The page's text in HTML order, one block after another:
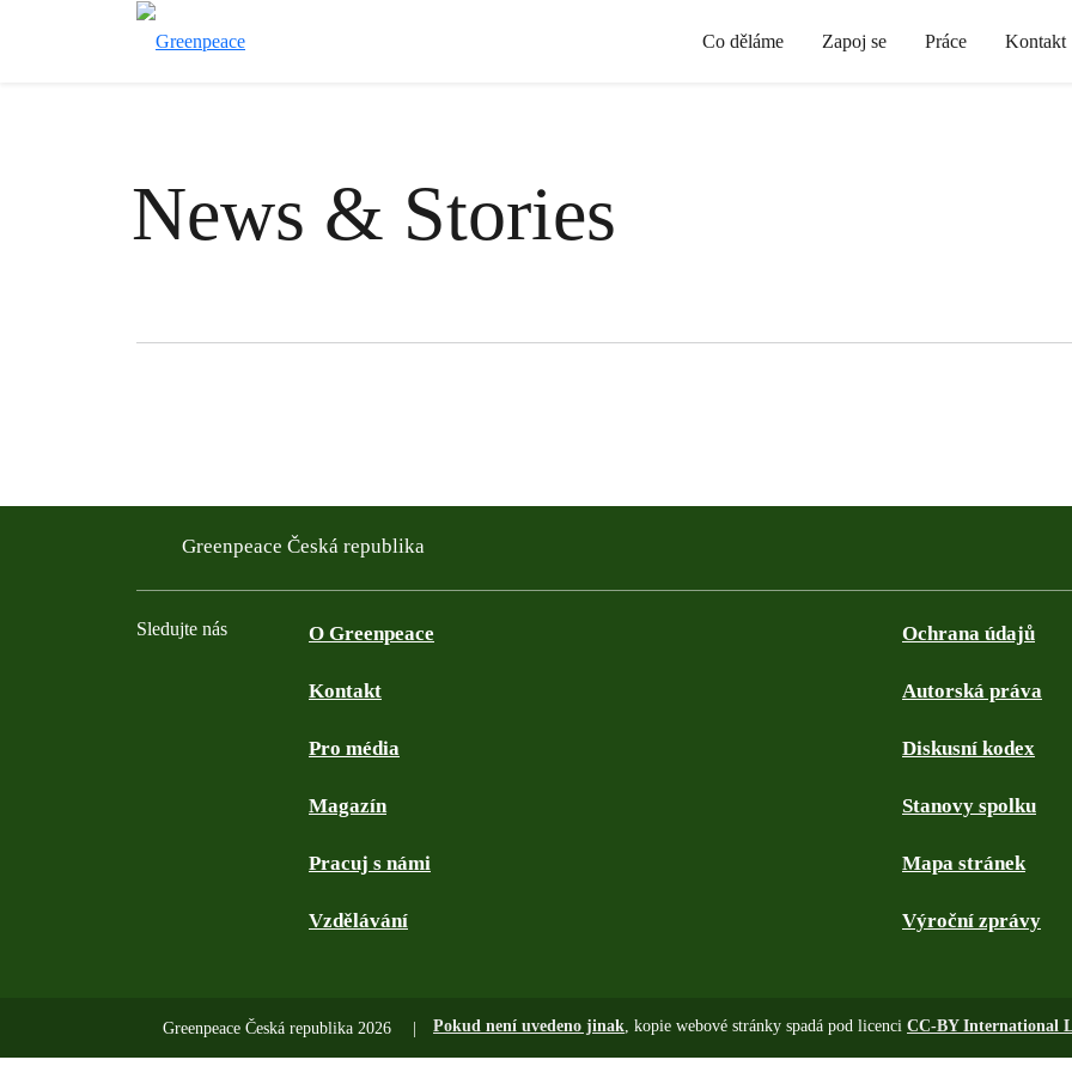
Co děláme Zapoj se Práce Kontakt
News & Stories
Filtered results
Greenpeace Česká republika
Sledujte nás O Greenpeace
Kontakt
Pro média
Magazín
Pracuj s námi
Vzdělávání
Ochrana údajů
Autorská práva
Diskusní kodex
Stanovy spolku
Mapa stránek
Výroční zprávy
Greenpeace Česká republika 2026 Pokud není uvedeno jinak, kopie webové stránky spadá pod licenci CC-BY International